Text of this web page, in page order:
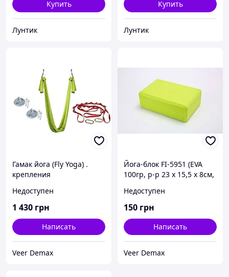
Купить
Лунтик
Купить
Лунтик
Гамак йога (Fly Yoga) .
крепления
САЛАТОВЫЙ.
Недоступен
1 430 грн
Написать
Veer Demax
Йога-блок FI-5951 (EVA
100гр, р-р 23 x 15,5 x 8см,
Одесса
Недоступен
150 грн
Написать
Veer Demax